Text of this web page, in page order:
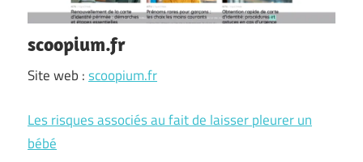
scoopium.fr
Site web :scoopium.fr
Les risques associés au fait de laisser pleurer un
bébé